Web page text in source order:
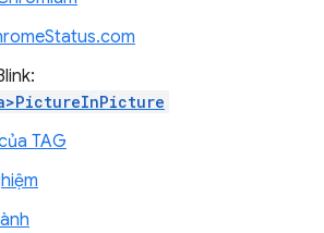
TAG